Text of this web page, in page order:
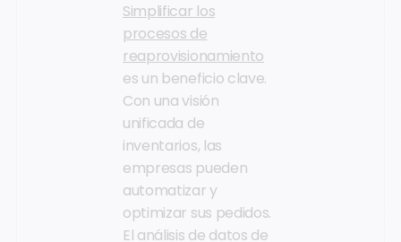
Simplificar los
procesos de
reaprovisionamiento
es un beneficio clave.
Con una visión
unificada de
inventarios, las
empresas pueden
automatizar y
optimizar sus pedidos.
El análisis de datos de